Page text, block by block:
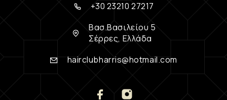
+30 23210 27217
Βασ.Βασιλείου 5
Σέρρες, Ελλάδα
hairclubharris@hotmail.com